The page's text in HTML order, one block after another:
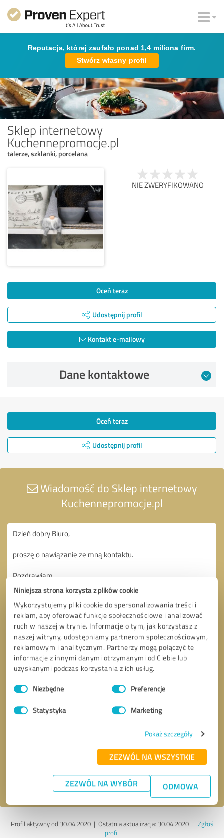
Niniejsza strona korzysta z plików cookie
Wykorzystujemy pliki cookie do spersonalizowania treści i
reklam, aby oferować funkcje społecznościowe i analizować
ruch w naszej witrynie. Informacje o tym, jak korzystasz z
naszej witryny, udostępniamy partnerom społecznościowym,
reklamowym i analitycznym. Partnerzy mogą połączyć te
informacje z innymi danymi otrzymanymi od Ciebie lub
uzyskanymi podczas korzystania z ich usług.
Wybór
zgody Niezbędne Preferencje
Statystyka Marketing
Pokaż szczegóły
ZEZWÓL NA WSZYSTKIE
ZEZWÓL NA WYBÓR ODMOWA
Reputacja, której zaufało ponad 1,4 miliona firm.
Stwórz własny profil
Sklep internetowy
Kuchennepromocje.pl
talerze, szklanki, porcelana
NIE ZWERYFIKOWANO
Oceń teraz
Udostępnij profil
Kontakt e-mailowy
Dane kontaktowe
Oceń teraz
Udostępnij profil
Wiadomość do Sklep internetowy
Kuchennepromocje.pl
Wyślij wiadomość
Akceptuję politykę prywatności
Profil aktywny od 30.04.2020 | Ostatnia aktualizacja: 30.04.2020| Zgłoś
profil